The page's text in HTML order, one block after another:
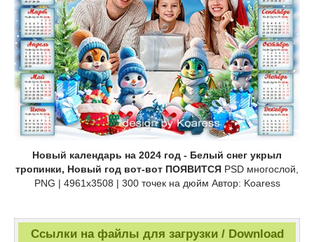
Новый календарь на 2024 год - Белый снег укрыл
тропинки, Новый год вот-вот ПОЯВИТСЯ PSD многослой,
PNG | 4961x3508 | 300 точек на дюйм Автор: Koaress
Ссылки на файлы для загрузки / Download